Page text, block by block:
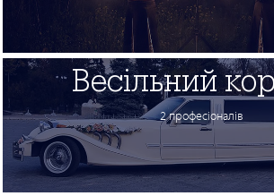
Весільний
2 професіоналів